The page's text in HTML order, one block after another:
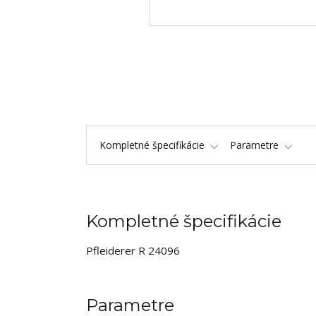
Kompletné špecifikácie Parametre
Kompletné špecifikácie
Pfleiderer R 24096
Parametre